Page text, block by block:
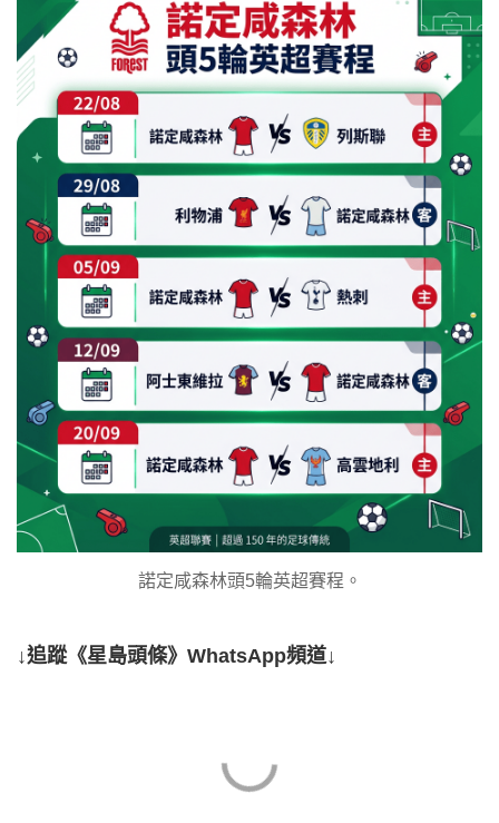
諾定咸森林頭5輪英超賽程。
↓追蹤《星島頭條》WhatsApp頻道↓